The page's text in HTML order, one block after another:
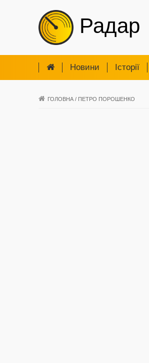
Радар
Новини Iсторії
ГОЛОВНА / ПЕТРО ПОРОШЕНКО